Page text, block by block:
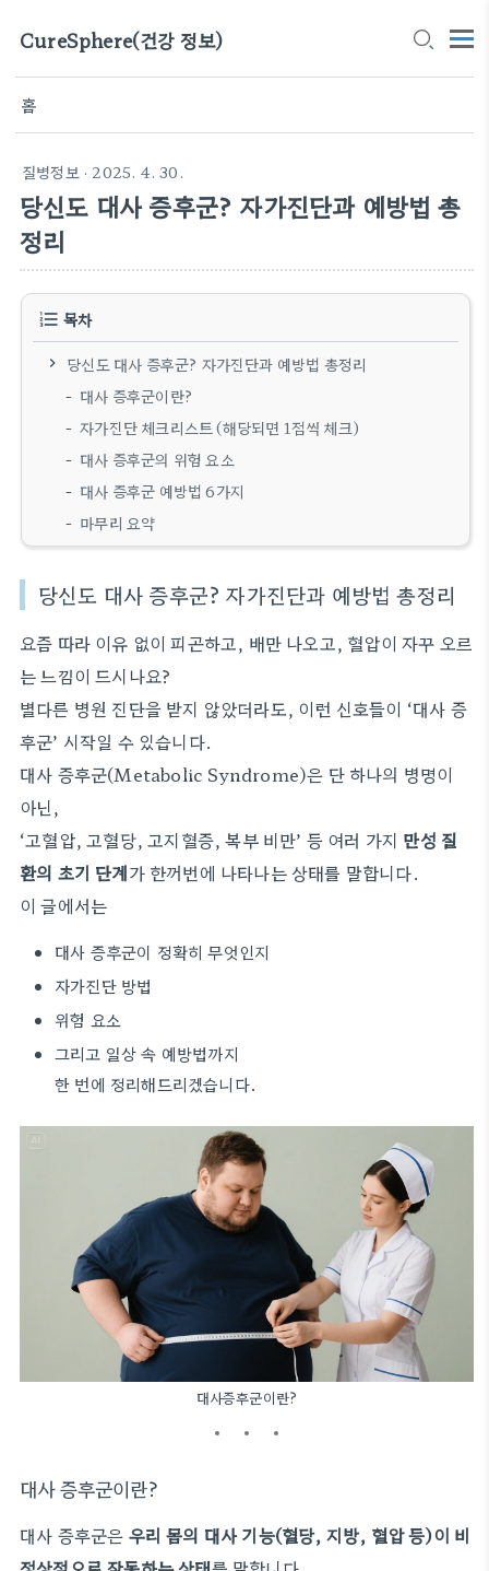
CureSphere(건강 정보)
홈
질병정보· 2025. 4. 30.
당신도 대사 증후군? 자가진단과 예방법 총
정리
목차
당신도 대사 증후군? 자가진단과 예방법 총정리
대사 증후군이란?
자가진단 체크리스트 (해당되면 1점씩 체크)
대사 증후군의 위험 요소
대사 증후군 예방법 6가지
마무리 요약
당신도 대사 증후군? 자가진단과 예방법 총정리
요즘 따라 이유 없이 피곤하고, 배만 나오고, 혈압이 자꾸 오르
는 느낌이 드시나요?
별다른 병원 진단을 받지 않았더라도, 이런 신호들이 ‘대사 증
후군’ 시작일 수 있습니다.
대사 증후군(Metabolic Syndrome)은 단 하나의 병명이
아닌,
‘고혈압, 고혈당, 고지혈증, 복부 비만’ 등 여러 가지 만성 질
환의 초기 단계가 한꺼번에 나타나는 상태를 말합니다.
이 글에서는
대사 증후군이 정확히 무엇인지
자가진단 방법
위험 요소
그리고 일상 속 예방법까지
한 번에 정리해드리겠습니다.
대사증후군이란?
대사 증후군이란?
대사 증후군은 우리 몸의 대사 기능(혈당, 지방, 혈압 등)이 비